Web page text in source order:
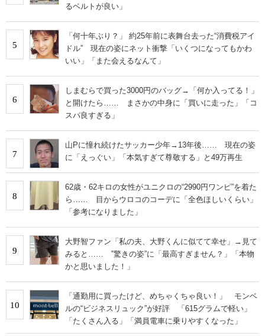
るベルトが良い」
5
「何十年ぶり？」 約25年前に表舞台去った“消費税アイ
ドル” 現在の姿にネット衝撃「いくつになってもかわ
いい」「また会えるなんて」
6
しまむらで買った3000円のバッグ→「何か入ってる！」
と開けたら…… まさかの中身に「買いに走った」「コ
スパ良すぎる」
7
山Pに憧れ続けたサッカー少年→13年後…… 現在の姿
に「えっぐい」「本気すぎて尊敬する」と49万再生
8
62歳・62キロの女性がユニクロの“2990円ワンピ”を着た
ら…… 目からウロコのコーデに「全色ほしいくらい」
「参考になりました」
9
大野智ファン「私の夫、大野くんに似てて幸せ」→見て
みると…… ‟驚きの姿”に「最高すぎません？」「本物
かと思いました！」
10
「通勤用に買ったけど、めちゃくちゃ良い！」 モンベ
ルの“ビジネスリュック”が好評 「615グラムで軽い」
「たくさん入る」「満員電車に乗りやすくなった」